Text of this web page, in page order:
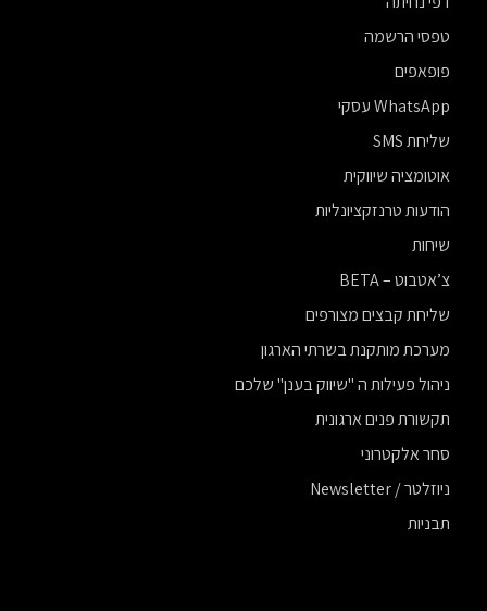
טפסי הרשמה
פופאפים
WhatsApp עסקי
שליחת SMS
אוטומציה שיווקית
הודעות טרנזקציונליות
שיחות
צ’אטבוט – BETA
שליחת קבצים מצורפים
מערכת מותקנת בשרתי הארגון
ניהול פעילות ה "שיווק בענן" שלכם
תקשורת פנים ארגונית
סחר אלקטרוני
ניוזלטר / Newsletter
תבניות